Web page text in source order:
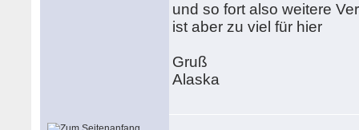
und so fort also weitere
ist aber zu viel für hier
Gruß
Alaska